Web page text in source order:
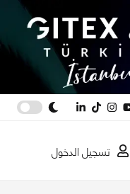
تسجيل الدخول